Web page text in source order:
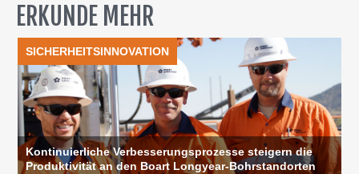
ERKUNDE MEHR
SICHERHEITSINNOVATION
Kontinuierliche Verbesserungsprozesse steigern die
Produktivität an den Boart Longyear-Bohrstandorten